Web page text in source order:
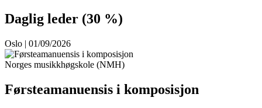
Daglig leder (30 %)
Oslo | 01/09/2026
Norges musikkhøgskole (NMH)
Førsteamanuensis i komposisjon